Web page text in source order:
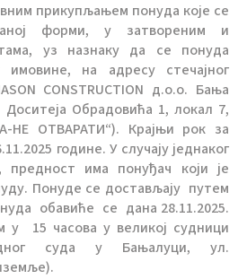
прикупљањем понуда које се
форми, у затвореним и
уз назнаку да се понуда
на адресу стечајног
CONSTRUCTION д.о.о. Бања
Доситеја Обрадовића 1, локал 7,
НЕ ОТВАРАТИ“). Крајњи рок за
године. У случају једнаког
предност има понуђач који је
Понуде се достављају путем
обавиће се дана 28.11.2025.
у 15 часова у великој судници
суда у Бањалуци, ул.